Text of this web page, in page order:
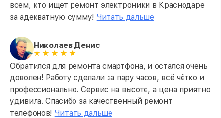
всем, кто ищет ремонт электроники в Краснодаре
за адекватную сумму! Читать дальше
Николаев Денис
Обратился для ремонта смартфона, и остался очень
доволен! Работу сделали за пару часов, всё чётко и
профессионально. Сервис на высоте, а цена приятно
удивила. Спасибо за качественный ремонт
телефонов! Читать дальше